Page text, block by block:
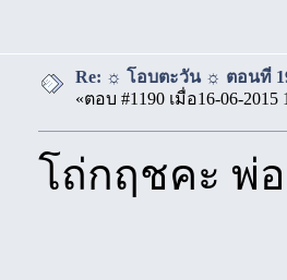
Re: ☼ โอบตะวัน ☼ ตอนที่ 19
«ตอบ #1190 เมื่อ16-06-2015
โถ่กฤชคะ พ่